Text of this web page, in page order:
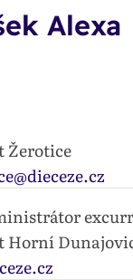
Alexa
Žerotice
Horní